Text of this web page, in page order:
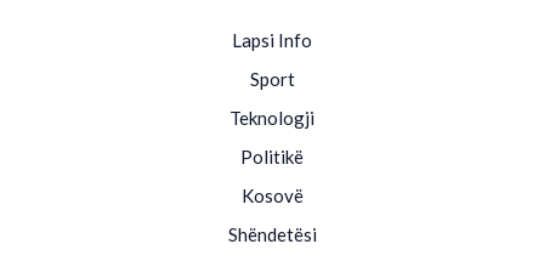
Lapsi Info
Sport
Teknologji
Politikë
Kosovë
Shëndetësi